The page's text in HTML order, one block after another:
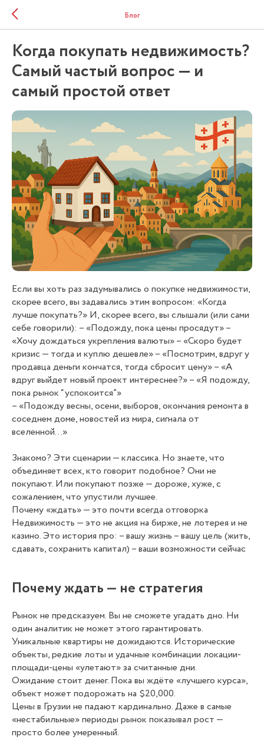
Блог
Когда покупать недвижимость?
Самый частый вопрос — и
самый простой ответ
Если вы хоть раз задумывались о покупке недвижимости,
скорее всего, вы задавались этим вопросом: «Когда
лучше покупать?» И, скорее всего, вы слышали (или сами
себе говорили): – «Подожду, пока цены просядут» –
«Хочу дождаться укрепления валюты» – «Скоро будет
кризис — тогда и куплю дешевле» – «Посмотрим, вдруг у
продавца деньги кончатся, тогда сбросит цену» – «А
вдруг выйдет новый проект интереснее?» – «Я подожду,
пока рынок “успокоится”»
– «Подожду весны, осени, выборов, окончания ремонта в
соседнем доме, новостей из мира, сигнала от
вселенной...»
Знакомо? Эти сценарии — классика. Но знаете, что
объединяет всех, кто говорит подобное? Они не
покупают. Или покупают позже — дороже, хуже, с
сожалением, что упустили лучшее.
Почему «ждать» — это почти всегда отговорка
Недвижимость — это не акция на бирже, не лотерея и не
казино. Это история про: – вашу жизнь – вашу цель (жить,
сдавать, сохранить капитал) – ваши возможности сейчас
Почему ждать — не стратегия
Рынок не предсказуем. Вы не сможете угадать дно. Ни
один аналитик не может этого гарантировать.
Уникальные квартиры не дожидаются. Исторические
объекты, редкие лоты и удачные комбинации локации-
площади-цены «улетают» за считанные дни.
Ожидание стоит денег. Пока вы ждёте «лучшего курса»,
объект может подорожать на $20,000.
Цены в Грузии не падают кардинально. Даже в самые
«нестабильные» периоды рынок показывал рост —
просто более умеренный.